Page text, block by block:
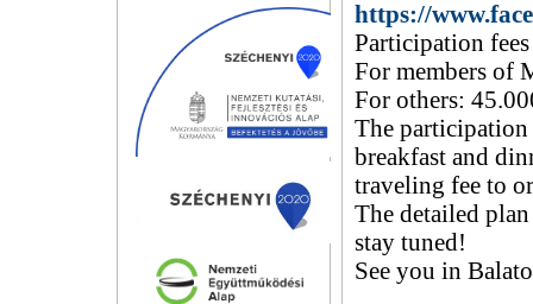
https://
Participation
For members of
For others:
The participation
breakfast and
traveling fee to
The detailed
stay tuned!
See you in